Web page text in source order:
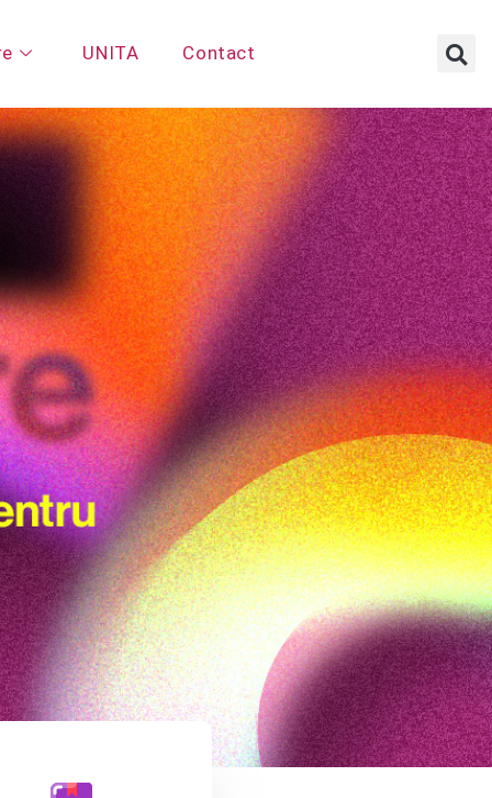
UNITA Contact